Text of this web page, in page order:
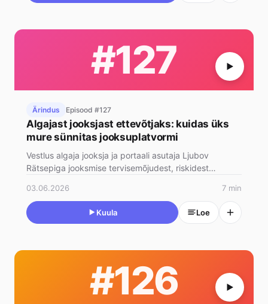
#127
Ärindus Episood #127
Algajast jooksjast ettevõtjaks: kuidas üks
mure sünnitas jooksuplatvormi
Vestlus algaja jooksja ja portaali asutaja Ljubov
Rätsepiga jooksmise tervisemõjudest, riskidest
03.06.2026 7 min
Kuula Loe
#126